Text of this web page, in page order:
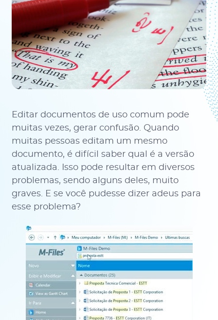
Editar documentos de uso comum pode
muitas vezes, gerar confusão. Quando
muitas pessoas editam um mesmo
documento, é difícil saber qual é a versão
atualizada. Isso pode resultar em diversos
problemas, sendo alguns deles, muito
graves. E se você pudesse dizer adeus para
esse problema?